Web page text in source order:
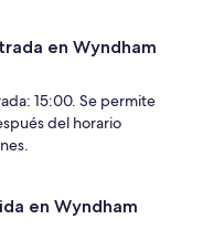
en Wyndham
15:00. Se permite
del horario
en Wyndham